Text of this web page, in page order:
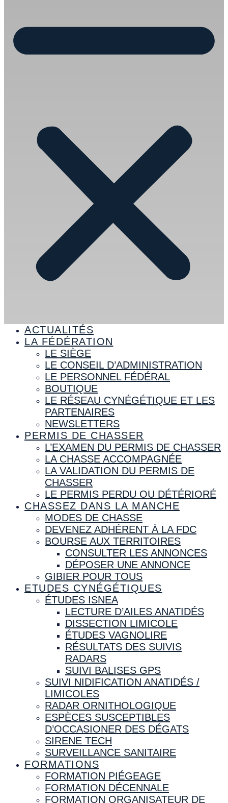
ACTUALITÉS
LA FÉDÉRATION
LE SIÈGE
LE CONSEIL D’ADMINISTRATION
LE PERSONNEL FÉDÉRAL
BOUTIQUE
LE RÉSEAU CYNÉGÉTIQUE ET LES
PARTENAIRES
NEWSLETTERS
PERMIS DE CHASSER
L’EXAMEN DU PERMIS DE CHASSER
LA CHASSE ACCOMPAGNÉE
LA VALIDATION DU PERMIS DE
CHASSER
LE PERMIS PERDU OU DÉTÉRIORÉ
CHASSEZ DANS LA MANCHE
MODES DE CHASSE
DEVENEZ ADHÉRENT À LA FDC
BOURSE AUX TERRITOIRES
CONSULTER LES ANNONCES
DÉPOSER UNE ANNONCE
GIBIER POUR TOUS
ETUDES CYNÉGÉTIQUES
ÉTUDES ISNEA
LECTURE D’AILES ANATIDÉS
DISSECTION LIMICOLE
ÉTUDES VAGNOLIRE
RÉSULTATS DES SUIVIS
RADARS
SUIVI BALISES GPS
SUIVI NIDIFICATION ANATIDÉS /
LIMICOLES
RADAR ORNITHOLOGIQUE
ESPÈCES SUSCEPTIBLES
D’OCCASIONER DES DÉGATS
SIRENE TECH
SURVEILLANCE SANITAIRE
FORMATIONS
FORMATION PIÉGEAGE
FORMATION DÉCENNALE
FORMATION ORGANISATEUR DE